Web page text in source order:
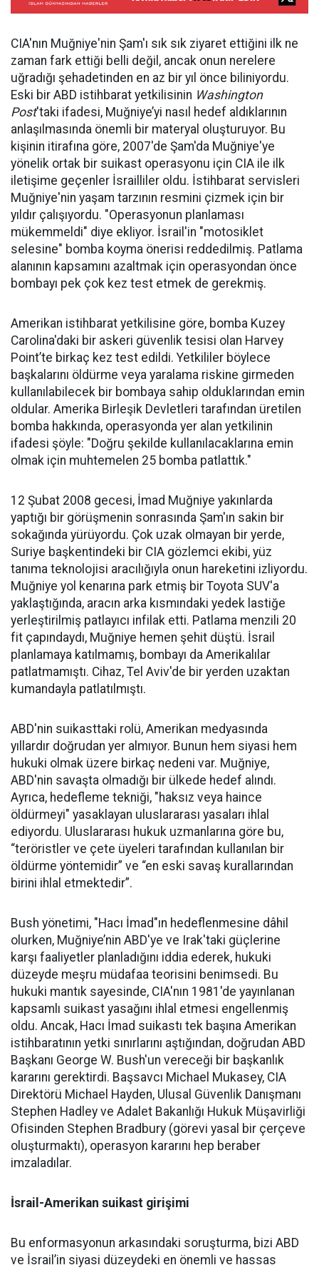
CIA'nın Muğniye'nin Şam'ı sık sık ziyaret ettiğini ilk ne
zaman fark ettiği belli değil, ancak onun nerelere
uğradığı şehadetinden en az bir yıl önce biliniyordu.
Eski bir ABD istihbarat yetkilisinin Washington
Post'taki ifadesi, Muğniye’yi nasıl hedef aldıklarının
anlaşılmasında önemli bir materyal oluşturuyor. Bu
kişinin itirafına göre, 2007'de Şam'da Muğniye'ye
yönelik ortak bir suikast operasyonu için CIA ile ilk
iletişime geçenler İsrailliler oldu. İstihbarat servisleri
Muğniye'nin yaşam tarzının resmini çizmek için bir
yıldır çalışıyordu. "Operasyonun planlaması
mükemmeldi" diye ekliyor. İsrail'in "motosiklet
selesine" bomba koyma önerisi reddedilmiş. Patlama
alanının kapsamını azaltmak için operasyondan önce
bombayı pek çok kez test etmek de gerekmiş.
Amerikan istihbarat yetkilisine göre, bomba Kuzey
Carolina'daki bir askeri güvenlik tesisi olan Harvey
Point’te birkaç kez test edildi. Yetkililer böylece
başkalarını öldürme veya yaralama riskine girmeden
kullanılabilecek bir bombaya sahip olduklarından emin
oldular. Amerika Birleşik Devletleri tarafından üretilen
bomba hakkında, operasyonda yer alan yetkilinin
ifadesi şöyle: "Doğru şekilde kullanılacaklarına emin
olmak için muhtemelen 25 bomba patlattık."
12 Şubat 2008 gecesi, İmad Muğniye yakınlarda
yaptığı bir görüşmenin sonrasında Şam'ın sakin bir
sokağında yürüyordu. Çok uzak olmayan bir yerde,
Suriye başkentindeki bir CIA gözlemci ekibi, yüz
tanıma teknolojisi aracılığıyla onun hareketini izliyordu.
Muğniye yol kenarına park etmiş bir Toyota SUV'a
yaklaştığında, aracın arka kısmındaki yedek lastiğe
yerleştirilmiş patlayıcı infilak etti. Patlama menzili 20
fit çapındaydı, Muğniye hemen şehit düştü. İsrail
planlamaya katılmamış, bombayı da Amerikalılar
patlatmamıştı. Cihaz, Tel Aviv'de bir yerden uzaktan
kumandayla patlatılmıştı.
ABD'nin suikasttaki rolü, Amerikan medyasında
yıllardır doğrudan yer almıyor. Bunun hem siyasi hem
hukuki olmak üzere birkaç nedeni var. Muğniye,
ABD'nin savaşta olmadığı bir ülkede hedef alındı.
Ayrıca, hedefleme tekniği, "haksız veya haince
öldürmeyi" yasaklayan uluslararası yasaları ihlal
ediyordu. Uluslararası hukuk uzmanlarına göre bu,
“teröristler ve çete üyeleri tarafından kullanılan bir
öldürme yöntemidir” ve “en eski savaş kurallarından
birini ihlal etmektedir”.
Bush yönetimi, "Hacı İmad"ın hedeflenmesine dâhil
olurken, Muğniye’nin ABD'ye ve Irak'taki güçlerine
karşı faaliyetler planladığını iddia ederek, hukuki
düzeyde meşru müdafaa teorisini benimsedi. Bu
hukuki mantık sayesinde, CIA'nın 1981'de yayınlanan
kapsamlı suikast yasağını ihlal etmesi engellenmiş
oldu. Ancak, Hacı İmad suikastı tek başına Amerikan
istihbaratının yetki sınırlarını aştığından, doğrudan ABD
Başkanı George W. Bush'un vereceği bir başkanlık
kararını gerektirdi. Başsavcı Michael Mukasey, CIA
Direktörü Michael Hayden, Ulusal Güvenlik Danışmanı
Stephen Hadley ve Adalet Bakanlığı Hukuk Müşavirliği
Ofisinden Stephen Bradbury (görevi yasal bir çerçeve
oluşturmaktı), operasyon kararını hep beraber
imzaladılar.
İsrail-Amerikan suikast girişimi
Bu enformasyonun arkasındaki soruşturma, bizi ABD
ve İsrail’in siyasi düzeydeki en önemli ve hassas